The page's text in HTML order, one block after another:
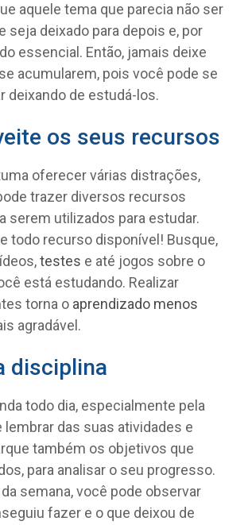
aquele tema que parecia não ser
seja deixado para depois e, por
essencial. Então, jamais deixe
acumularem, pois você pode se
deixando de estudá-los.
os seus recursos
oferecer várias distrações,
trazer diversos recursos
serem utilizados para estudar.
todo recurso disponível! Busque,
testes e até jogos sobre o
está estudando. Realizar
torna o aprendizado menos
agradável.
disciplina
todo dia, especialmente pela
lembrar das suas atividades e
também os objetivos que
para analisar o seu progresso.
semana, você pode observar
fazer e o que deixou de